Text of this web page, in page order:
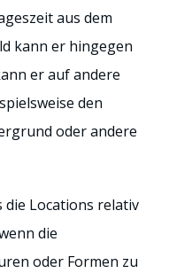
aus dem
kann er hingegen
er auf andere
den
oder andere
die Locations relativ
die
oder Formen zu